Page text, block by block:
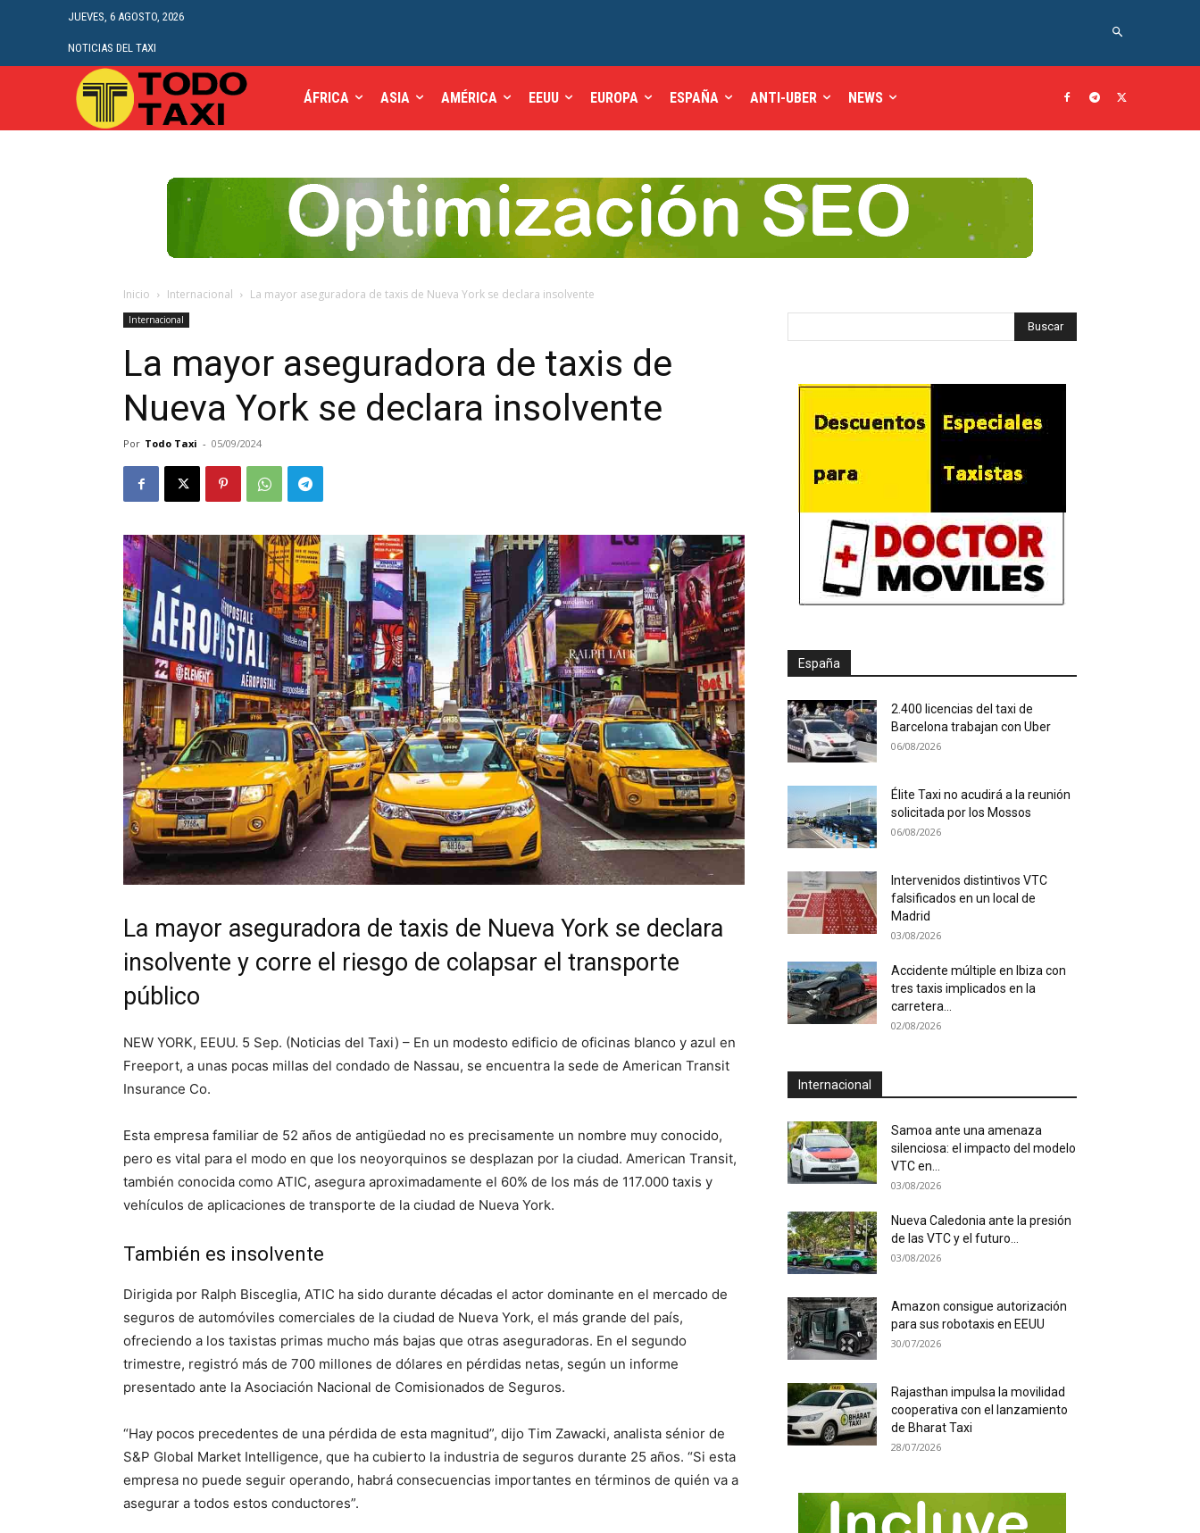
JUEVES, 6 AGOSTO, 2026
NOTICIAS DEL TAXI
ÁFRICA ASIA AMÉRICA EEUU EUROPA ESPAÑA ANTI-UBER NEWS
Inicio Internacional La mayor aseguradora de taxis de Nueva York se declara insolvente
Internacional
La mayor aseguradora de taxis de
Nueva York se declara insolvente
Por Todo Taxi - 05/09/2024
La mayor aseguradora de taxis de Nueva York se declara
insolvente y corre el riesgo de colapsar el transporte
público
NEW YORK, EEUU. 5 Sep. (Noticias del Taxi) – En un modesto edificio de oficinas blanco y azul en
Freeport, a unas pocas millas del condado de Nassau, se encuentra la sede de American Transit
Insurance Co.
Esta empresa familiar de 52 años de antigüedad no es precisamente un nombre muy conocido,
pero es vital para el modo en que los neoyorquinos se desplazan por la ciudad. American Transit,
también conocida como ATIC, asegura aproximadamente el 60% de los más de 117.000 taxis y
vehículos de aplicaciones de transporte de la ciudad de Nueva York.
También es insolvente
Dirigida por Ralph Bisceglia, ATIC ha sido durante décadas el actor dominante en el mercado de
seguros de automóviles comerciales de la ciudad de Nueva York, el más grande del país,
ofreciendo a los taxistas primas mucho más bajas que otras aseguradoras. En el segundo
trimestre, registró más de 700 millones de dólares en pérdidas netas, según un informe
presentado ante la Asociación Nacional de Comisionados de Seguros.
“Hay pocos precedentes de una pérdida de esta magnitud”, dijo Tim Zawacki, analista sénior de
S&P Global Market Intelligence, que ha cubierto la industria de seguros durante 25 años. “Si esta
empresa no puede seguir operando, habrá consecuencias importantes en términos de quién va a
asegurar a todos estos conductores”.
España
2.400 licencias del taxi de
Barcelona trabajan con Uber
06/08/2026
Élite Taxi no acudirá a la reunión
solicitada por los Mossos
06/08/2026
Intervenidos distintivos VTC
falsificados en un local de
Madrid
03/08/2026
Accidente múltiple en Ibiza con
tres taxis implicados en la
carretera...
02/08/2026
Internacional
Samoa ante una amenaza
silenciosa: el impacto del modelo
VTC en...
03/08/2026
Nueva Caledonia ante la presión
de las VTC y el futuro...
03/08/2026
Amazon consigue autorización
para sus robotaxis en EEUU
30/07/2026
Rajasthan impulsa la movilidad
cooperativa con el lanzamiento
de Bharat Taxi
28/07/2026